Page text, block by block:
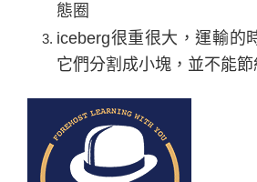
態圈
iceberg很重很大，運輸的
它們分割成小塊，並不能